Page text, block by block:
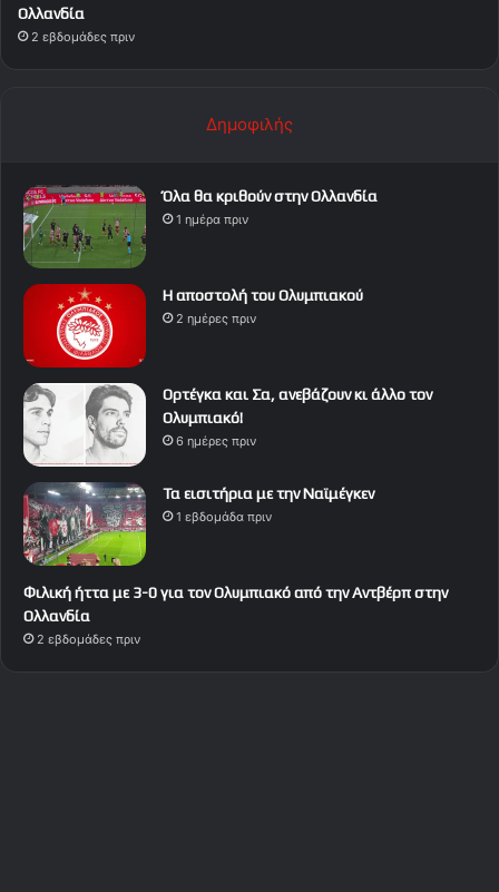
Ολλανδία
2 εβδομάδες πριν
Δημοφιλής
Όλα θα κριθούν στην Ολλανδία
1 ημέρα πριν
Η αποστολή του Ολυμπιακού
2 ημέρες πριν
Ορτέγκα και Σα, ανεβάζουν κι άλλο τον
Ολυμπιακό!
6 ημέρες πριν
Τα εισιτήρια με την Ναϊμέγκεν
1 εβδομάδα πριν
Φιλική ήττα με 3-0 για τον Ολυμπιακό από την Αντβέρπ στην
Ολλανδία
2 εβδομάδες πριν